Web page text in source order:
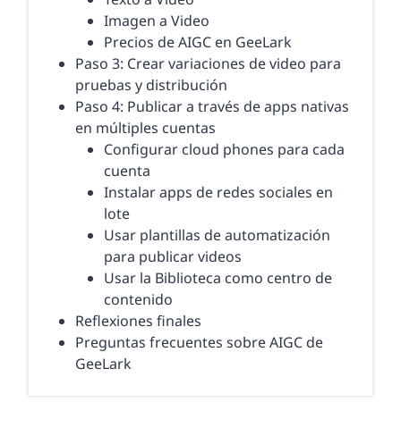
Imagen a Video
Precios de AIGC en GeeLark
Paso 3: Crear variaciones de video para
pruebas y distribución
Paso 4: Publicar a través de apps nativas
en múltiples cuentas
Configurar cloud phones para cada
cuenta
Instalar apps de redes sociales en
lote
Usar plantillas de automatización
para publicar videos
Usar la Biblioteca como centro de
contenido
Reflexiones finales
Preguntas frecuentes sobre AIGC de
GeeLark